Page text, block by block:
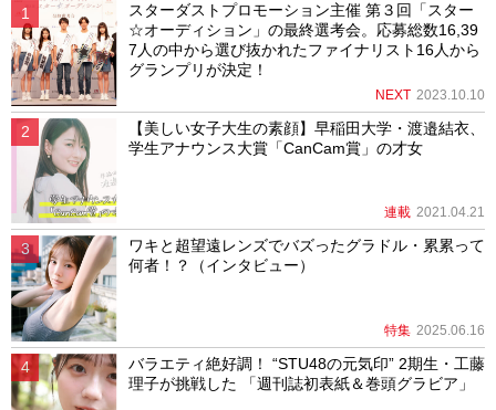
スターダストプロモーション主催 第３回「スター
☆オーディション」の最終選考会。応募総数16,39
7人の中から選び抜かれたファイナリスト16人から
グランプリが決定！
NEXT 2023.10.10
【美しい女子大生の素顔】早稲田大学・渡邉結衣、
学生アナウンス大賞「CanCam賞」の才女
連載 2021.04.21
ワキと超望遠レンズでバズったグラドル・累累って
何者！？（インタビュー）
特集 2025.06.16
バラエティ絶好調！ “STU48の元気印” 2期生・工藤
理子が挑戦した 「週刊誌初表紙＆巻頭グラビア」